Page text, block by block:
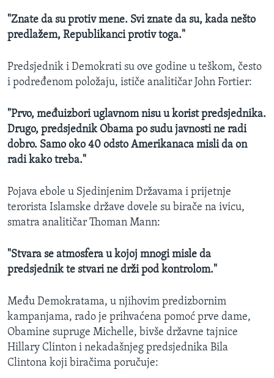
"Znate da su protiv mene. Svi znate da su, kada nešto
predlažem, Republikanci protiv toga."
Predsjednik i Demokrati su ove godine u teškom, često
i podređenom položaju, ističe analitičar John Fortier:
"Prvo, međuizbori uglavnom nisu u korist predsjednika.
Drugo, predsjednik Obama po sudu javnosti ne radi
dobro. Samo oko 40 odsto Amerikanaca misli da on
radi kako treba."
Pojava ebole u Sjedinjenim Državama i prijetnje
terorista Islamske države dovele su birače na ivicu,
smatra analitičar Thoman Mann:
"Stvara se atmosfera u kojoj mnogi misle da
predsjednik te stvari ne drži pod kontrolom."
Među Demokratama, u njihovim predizbornim
kampanjama, rado je prihvaćena pomoć prve dame,
Obamine supruge Michelle, bivše državne tajnice
Hillary Clinton i nekadašnjeg predsjednika Bila
Clintona koji biračima poručuje: